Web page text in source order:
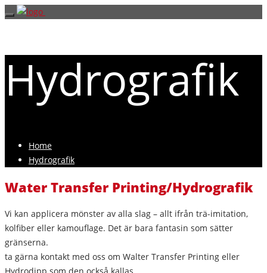
Hydrografik
Home
Hydrografik
Water Transfer Printing/Hydrografik
Vi kan applicera mönster av alla slag – allt ifrån trä-imitation,
kolfiber eller kamouflage. Det är bara fantasin som sätter
gränserna.
ta gärna kontakt med oss om Walter Transfer Printing eller
Hydrodipp som den också kallas.